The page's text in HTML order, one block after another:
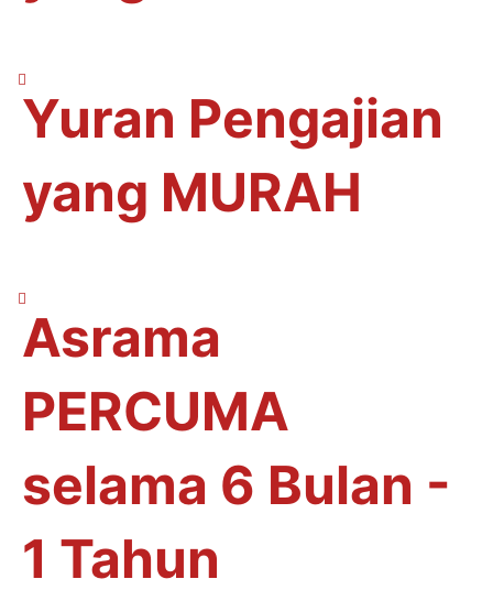
Yuran Pengajian
yang MURAH
Asrama
PERCUMA
selama 6 Bulan -
1 Tahun